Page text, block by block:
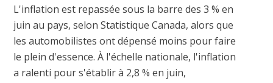
L'inflation est repassée sous la barre des 3 % en
juin au pays, selon Statistique Canada, alors que
les automobilistes ont dépensé moins pour faire
le plein d'essence. À l'échelle nationale, l'inflation
a ralenti pour s'établir à 2,8 % en juin,